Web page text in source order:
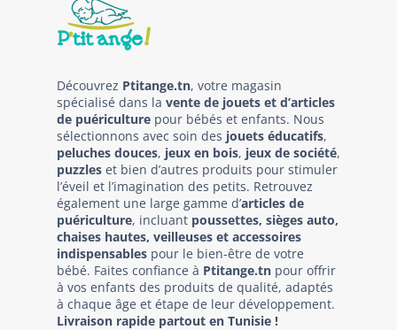
Découvrez Ptitange.tn, votre magasin
spécialisé dans la vente de jouets et d’articles
de puériculture pour bébés et enfants. Nous
sélectionnons avec soin des jouets éducatifs,
peluches douces, jeux en bois, jeux de société,
puzzles et bien d’autres produits pour stimuler
l’éveil et l’imagination des petits. Retrouvez
également une large gamme d’articles de
puériculture, incluant poussettes, sièges auto,
chaises hautes, veilleuses et accessoires
indispensables pour le bien-être de votre
bébé. Faites confiance à Ptitange.tn pour offrir
à vos enfants des produits de qualité, adaptés
à chaque âge et étape de leur développement.
Livraison rapide partout en Tunisie !